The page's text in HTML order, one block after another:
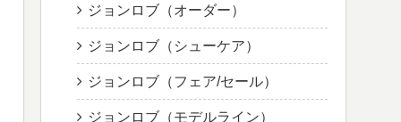
ジョンロブ（オーダー）
ジョンロブ（シューケア）
ジョンロブ（フェア/セール）
ジョンロブ（モデルライン）